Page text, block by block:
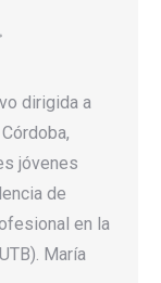
dirigida a
jóvenes
de
en la
María